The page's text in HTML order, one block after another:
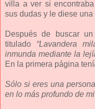
villa a ver si
sus dudas y le diese una
Después de buscar
titulado “Lavandera
inmunda mediante la
En la primera página
Sólo si eres una
en lo más profundo de